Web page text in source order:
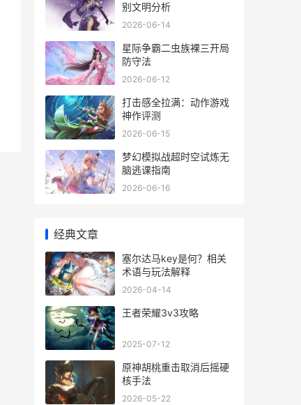
别文明分析
2026-06-14
星际争霸二虫族裸三开局
防守法
2026-06-12
打击感全拉满：动作游戏
神作评测
2026-06-15
梦幻模拟战超时空试炼无
脑逃课指南
2026-06-16
经典文章
塞尔达马key是何？相关
术语与玩法解释
2026-04-14
王者荣耀3v3攻略
2025-07-12
原神胡桃重击取消后摇硬
核手法
2026-05-22